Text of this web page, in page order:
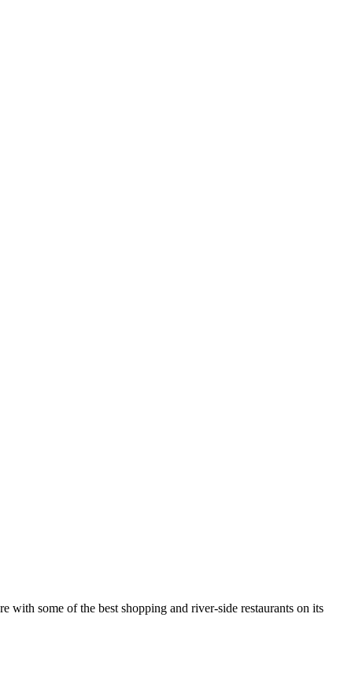
with some of the best shopping and river-side restaurants on its